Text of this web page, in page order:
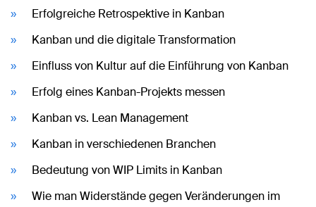
Erfolgreiche Retrospektive in Kanban
Kanban und die digitale Transformation
Einfluss von Kultur auf die Einführung von Kanban
Erfolg eines Kanban-Projekts messen
Kanban vs. Lean Management
Kanban in verschiedenen Branchen
Bedeutung von WIP Limits in Kanban
Wie man Widerstände gegen Veränderungen im